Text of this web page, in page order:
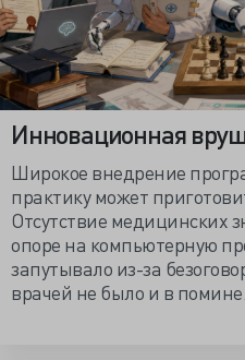
Инновационная
Широкое внедрение
практику может
Отсутствие медицинских
опоре на компьютерную
запутывало из-за
врачей не было и в помине...